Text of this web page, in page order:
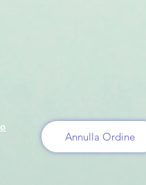
Annulla Ordine